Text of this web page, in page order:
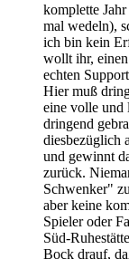
komplette
mal wedeln),
ich bin kein
wollt ihr,
echten
Hier muß
eine volle und
dringend
diesbezüglich
und gewinnt
zurück.
Schwenker"
aber keine
Spieler oder
Süd-
Bock drauf,